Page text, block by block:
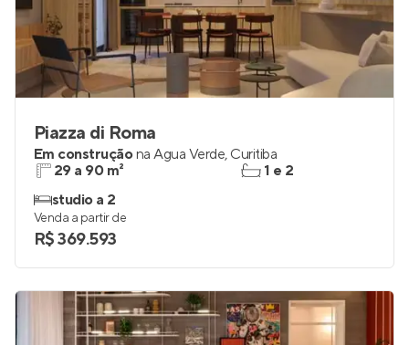
Piazza di Roma
Em construçãona Água Verde, Curitiba
29 a 90 m²
studio a 2
1 e 2
Venda a partir de
R$ 369.593